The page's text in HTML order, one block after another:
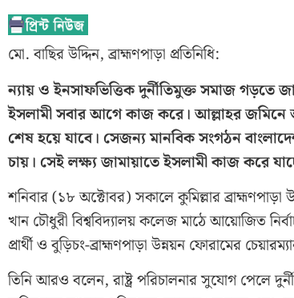
মো. বাছির উদ্দিন, ব্রাহ্মণপাড়া প্রতিনিধি:
ন্যায় ও ইনসাফভিত্তিক দুর্নীতিমুক্ত সমাজ গড়তে
ইসলামী সবার আগে কাজ করে। আল্লাহর জমিনে
শেষ হয়ে যাবে। সেজন্য মানবিক সংগঠন
চায়। সেই লক্ষ্য জামায়াতে ইসলামী কাজ করে
শনিবার (১৮ অক্টোবর) সকালে কুমিল্লার
খান চৌধুরী বিশ্ববিদ্যালয় কলেজ মাঠে আয়োজিত
প্রার্থী ও বুড়িচং-ব্রাহ্মণপাড়া উন্নয়ন ফোরামের
তিনি আরও বলেন, রাষ্ট্র পরিচালনার সুযোগ পেলে